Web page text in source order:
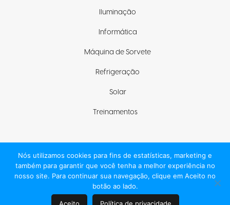
Iluminação
Informática
Máquina de Sorvete
Refrigeração
Solar
Treinamentos
Fique com a gente
Nós utilizamos cookies para fins de estatísticas, marketing e
também para garantir que você tenha a melhor experiência no
nosso site. Para continuar sua navegação, clique em Aceito no
botão ao lado.